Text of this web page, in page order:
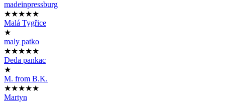
madeinpressburg
★★★★★
Malá Tygřice
★
maly patko
★★★★★
Deda pankac
★
M. from B.K.
★★★★★
Martyn